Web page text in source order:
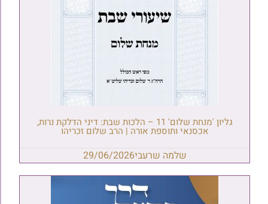
גליון 'מנחת שלום' 11 – הלכות שבת: דיני הדלקת נרות,
אכסנאי ותוספת אורה | הרב שלום זכריהו
שלמה שרעבי29/06/2026